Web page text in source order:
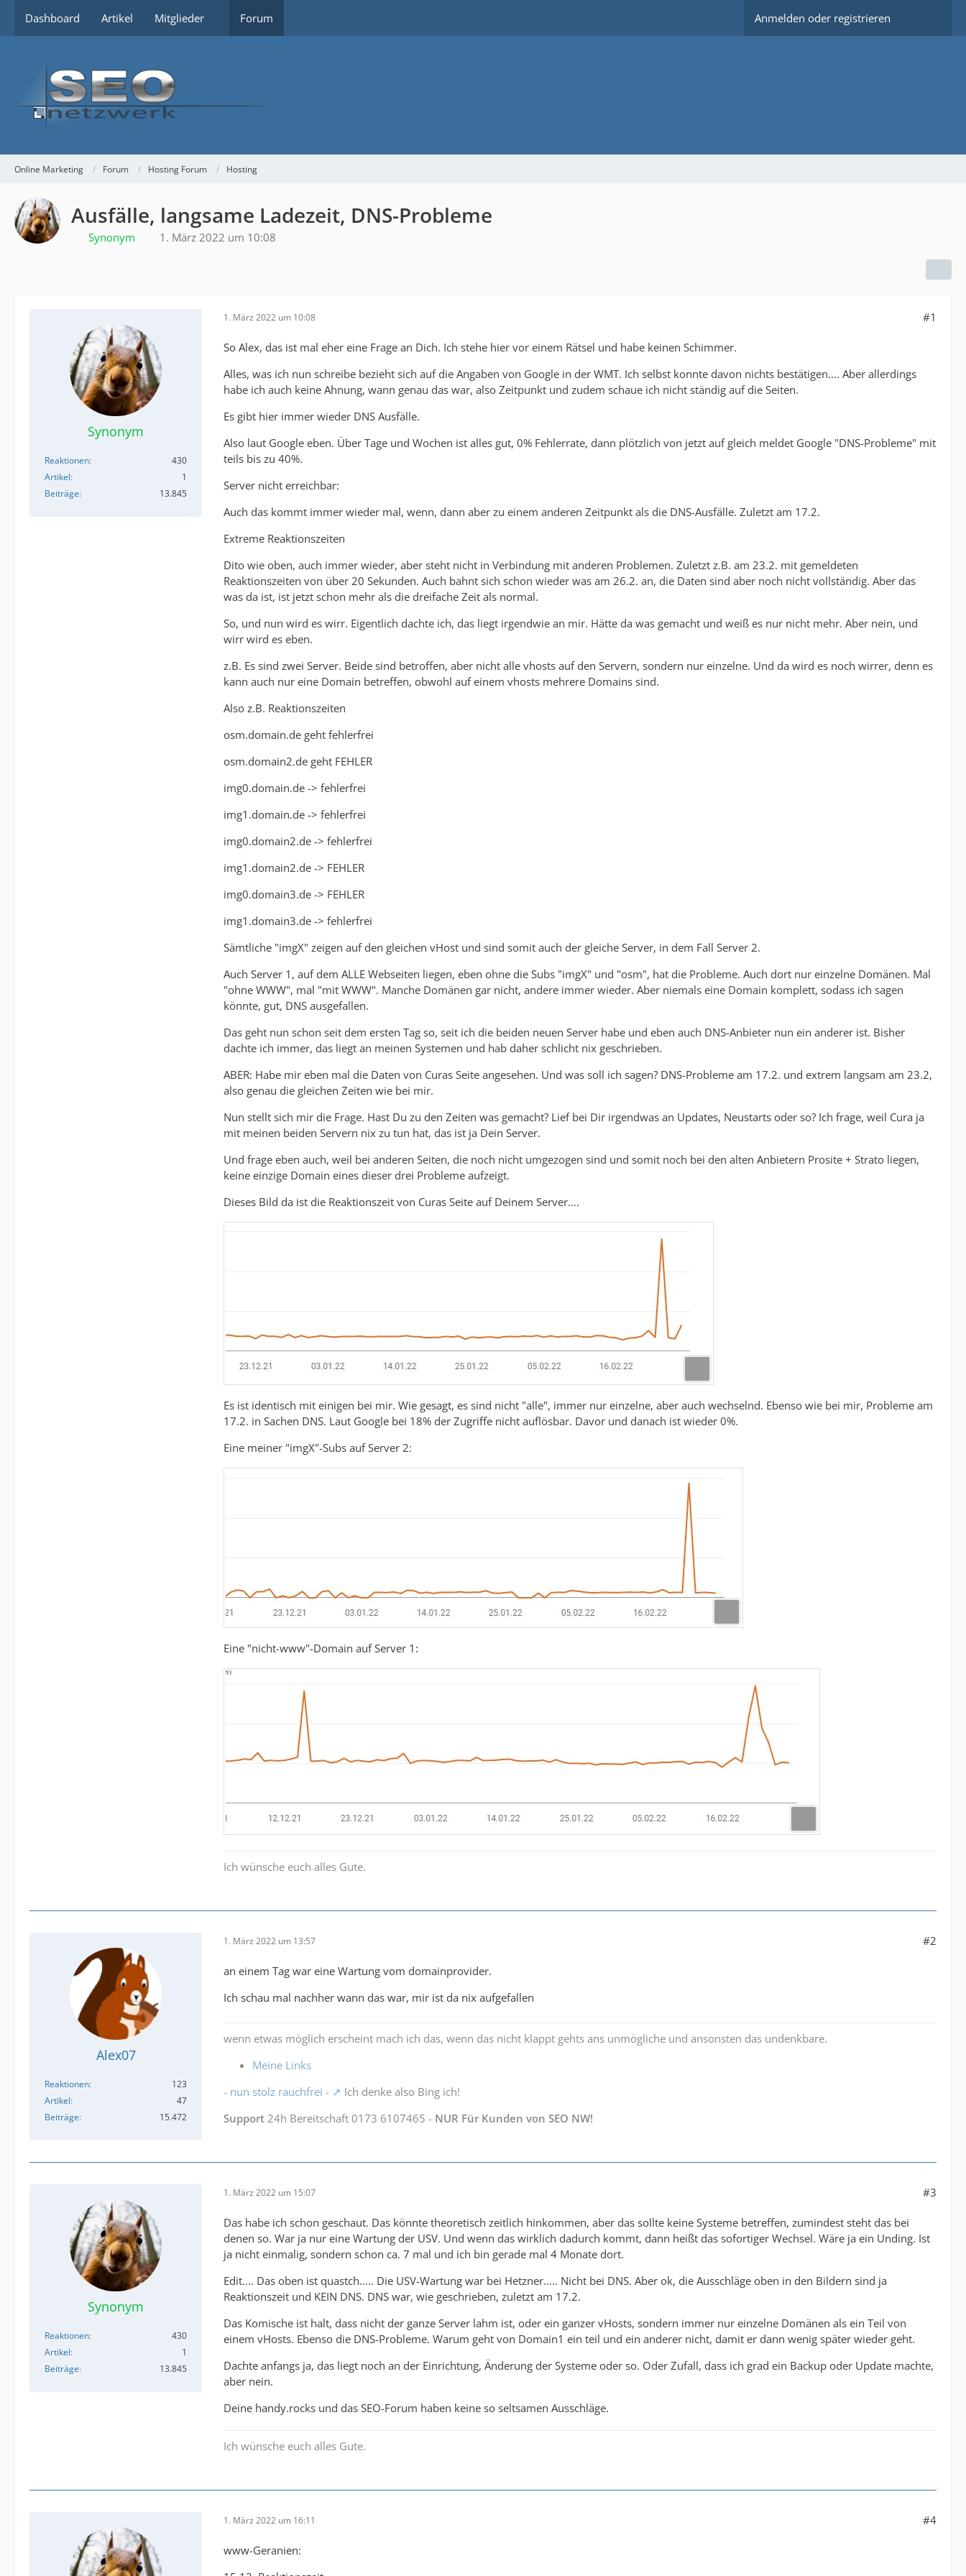
Dashboard Artikel Mitglieder Forum Anmelden oder registrieren
Online Marketing Forum Hosting Forum Hosting
Ausfälle, langsame Ladezeit, DNS-Probleme
Synonym 1. März 2022 um 10:08
Synonym
Reaktionen
430
Artikel
1
Beiträge
13.845
1. März 2022 um 10:08 #1
So Alex, das ist mal eher eine Frage an Dich. Ich stehe hier vor einem Rätsel und habe keinen Schimmer.
Alles, was ich nun schreibe bezieht sich auf die Angaben von Google in der WMT. Ich selbst konnte davon nichts bestätigen.... Aber allerdings
habe ich auch keine Ahnung, wann genau das war, also Zeitpunkt und zudem schaue ich nicht ständig auf die Seiten.
Es gibt hier immer wieder DNS Ausfälle.
Also laut Google eben. Über Tage und Wochen ist alles gut, 0% Fehlerrate, dann plötzlich von jetzt auf gleich meldet Google "DNS-Probleme" mit
teils bis zu 40%.
Server nicht erreichbar:
Auch das kommt immer wieder mal, wenn, dann aber zu einem anderen Zeitpunkt als die DNS-Ausfälle. Zuletzt am 17.2.
Extreme Reaktionszeiten
Dito wie oben, auch immer wieder, aber steht nicht in Verbindung mit anderen Problemen. Zuletzt z.B. am 23.2. mit gemeldeten
Reaktionszeiten von über 20 Sekunden. Auch bahnt sich schon wieder was am 26.2. an, die Daten sind aber noch nicht vollständig. Aber das
was da ist, ist jetzt schon mehr als die dreifache Zeit als normal.
So, und nun wird es wirr. Eigentlich dachte ich, das liegt irgendwie an mir. Hätte da was gemacht und weiß es nur nicht mehr. Aber nein, und
wirr wird es eben.
z.B. Es sind zwei Server. Beide sind betroffen, aber nicht alle vhosts auf den Servern, sondern nur einzelne. Und da wird es noch wirrer, denn es
kann auch nur eine Domain betreffen, obwohl auf einem vhosts mehrere Domains sind.
Also z.B. Reaktionszeiten
osm.domain.de geht fehlerfrei
osm.domain2.de geht FEHLER
img0.domain.de -> fehlerfrei
img1.domain.de -> fehlerfrei
img0.domain2.de -> fehlerfrei
img1.domain2.de -> FEHLER
img0.domain3.de -> FEHLER
img1.domain3.de -> fehlerfrei
Sämtliche "imgX" zeigen auf den gleichen vHost und sind somit auch der gleiche Server, in dem Fall Server 2.
Auch Server 1, auf dem ALLE Webseiten liegen, eben ohne die Subs "imgX" und "osm", hat die Probleme. Auch dort nur einzelne Domänen. Mal
"ohne WWW", mal "mit WWW". Manche Domänen gar nicht, andere immer wieder. Aber niemals eine Domain komplett, sodass ich sagen
könnte, gut, DNS ausgefallen.
Das geht nun schon seit dem ersten Tag so, seit ich die beiden neuen Server habe und eben auch DNS-Anbieter nun ein anderer ist. Bisher
dachte ich immer, das liegt an meinen Systemen und hab daher schlicht nix geschrieben.
ABER: Habe mir eben mal die Daten von Curas Seite angesehen. Und was soll ich sagen? DNS-Probleme am 17.2. und extrem langsam am 23.2,
also genau die gleichen Zeiten wie bei mir.
Nun stellt sich mir die Frage. Hast Du zu den Zeiten was gemacht? Lief bei Dir irgendwas an Updates, Neustarts oder so? Ich frage, weil Cura ja
mit meinen beiden Servern nix zu tun hat, das ist ja Dein Server.
Und frage eben auch, weil bei anderen Seiten, die noch nicht umgezogen sind und somit noch bei den alten Anbietern Prosite + Strato liegen,
keine einzige Domain eines dieser drei Probleme aufzeigt.
Dieses Bild da ist die Reaktionszeit von Curas Seite auf Deinem Server....
Es ist identisch mit einigen bei mir. Wie gesagt, es sind nicht "alle", immer nur einzelne, aber auch wechselnd. Ebenso wie bei mir, Probleme am
17.2. in Sachen DNS. Laut Google bei 18% der Zugriffe nicht auflösbar. Davor und danach ist wieder 0%.
Eine meiner "imgX"-Subs auf Server 2:
Eine "nicht-www"-Domain auf Server 1:
Ich wünsche euch alles Gute.
Alex07
Reaktionen
123
Artikel
47
Beiträge
15.472
1. März 2022 um 13:57 #2
an einem Tag war eine Wartung vom domainprovider.
Ich schau mal nachher wann das war, mir ist da nix aufgefallen
wenn etwas möglich erscheint mach ich das, wenn das nicht klappt gehts ans unmögliche und ansonsten das undenkbare.
Meine Links
- nun stolz rauchfrei -
Ich denke also Bing ich!
Support 24h Bereitschaft 0173 6107465 - NUR Für Kunden von SEO NW!
Synonym
Reaktionen
430
Artikel
1
Beiträge
13.845
1. März 2022 um 15:07 #3
Das habe ich schon geschaut. Das könnte theoretisch zeitlich hinkommen, aber das sollte keine Systeme betreffen, zumindest steht das bei
denen so. War ja nur eine Wartung der USV. Und wenn das wirklich dadurch kommt, dann heißt das sofortiger Wechsel. Wäre ja ein Unding. Ist
ja nicht einmalig, sondern schon ca. 7 mal und ich bin gerade mal 4 Monate dort.
Edit.... Das oben ist quastch..... Die USV-Wartung war bei Hetzner..... Nicht bei DNS. Aber ok, die Ausschläge oben in den Bildern sind ja
Reaktionszeit und KEIN DNS. DNS war, wie geschrieben, zuletzt am 17.2.
Das Komische ist halt, dass nicht der ganze Server lahm ist, oder ein ganzer vHosts, sondern immer nur einzelne Domänen als ein Teil von
einem vHosts. Ebenso die DNS-Probleme. Warum geht von Domain1 ein teil und ein anderer nicht, damit er dann wenig später wieder geht.
Dachte anfangs ja, das liegt noch an der Einrichtung, Änderung der Systeme oder so. Oder Zufall, dass ich grad ein Backup oder Update machte,
aber nein.
Deine handy.rocks und das SEO-Forum haben keine so seltsamen Ausschläge.
Ich wünsche euch alles Gute.
1. März 2022 um 16:11 #4
www-Geranien: